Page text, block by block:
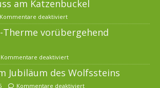
am Katzenbuckel
Kommentare deaktiviert
Therme vorübergehend
Kommentare deaktiviert
Jubiläum des Wolfssteins
Kommentare deaktiviert